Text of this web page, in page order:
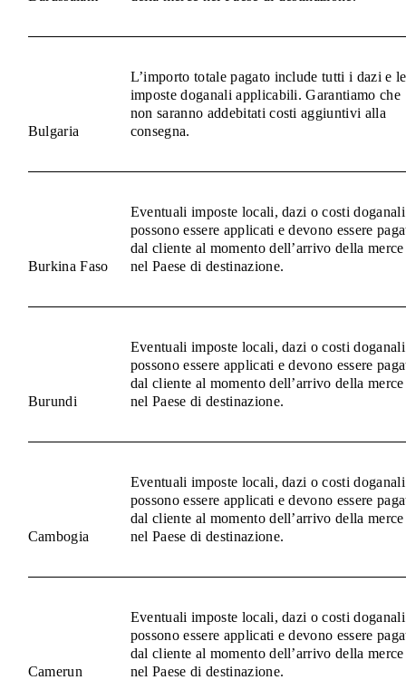
Bulgaria
L’importo totale pagato include tutti i dazi e le
imposte doganali applicabili. Garantiamo che
non saranno addebitati costi aggiuntivi alla
consegna.
Burkina Faso
Eventuali imposte locali, dazi o costi doganali
possono essere applicati e devono essere
dal cliente al momento dell’arrivo della merce
nel Paese di destinazione.
Burundi
Eventuali imposte locali, dazi o costi doganali
possono essere applicati e devono essere
dal cliente al momento dell’arrivo della merce
nel Paese di destinazione.
Cambogia
Eventuali imposte locali, dazi o costi doganali
possono essere applicati e devono essere
dal cliente al momento dell’arrivo della merce
nel Paese di destinazione.
Camerun
Eventuali imposte locali, dazi o costi doganali
possono essere applicati e devono essere
dal cliente al momento dell’arrivo della merce
nel Paese di destinazione.